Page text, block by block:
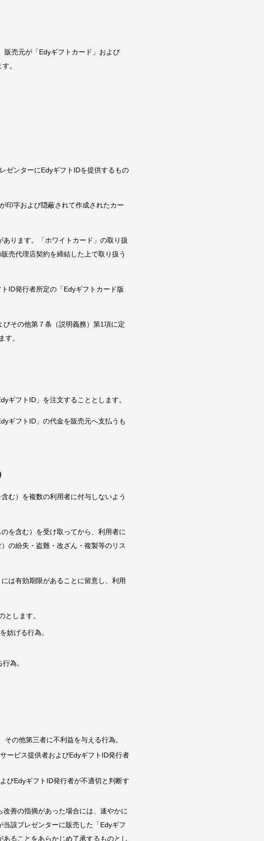
販売元が「Edyギフトカード」および
。
ゼンターにEdyギフトIDを提供するもの
印字および隠蔽されて作成されたカー
あります。「ホワイトカード」の取り扱
売代理店契約を締結した上で取り扱う
ID発行者所定の「Edyギフトカード版
びその他第７条（説明義務）第1項に定
す。
ギフトID」を注文することとします。
ギフトID」の代金を販売元へ支払うも
む）を複数の利用者に付与しないよう
を含む）を受け取ってから、利用者に
の紛失・盗難・改ざん・複製等のリス
は有効期限があることに留意し、利用
とします。
妨げる行為。
為。
の他第三者に不利益を与える行為。
ービス提供者およびEdyギフトID発行者
びEdyギフトID発行者が不適切と判断す
善の指摘があった場合には、速やかに
該プレゼンターに販売した「Edyギフ
ることをあらかじめ了承するものとし